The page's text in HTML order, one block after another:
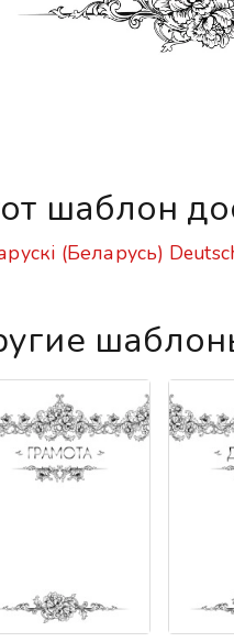
шаблон
(Беларусь)